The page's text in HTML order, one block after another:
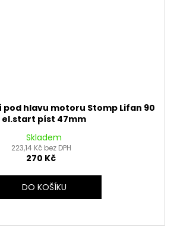
hlavu motoru Stomp Lifan 90
el.start píst 47mm
Skladem
223,14 Kč bez DPH
270 Kč
DO KOŠÍKU